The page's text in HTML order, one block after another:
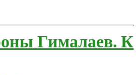
Гималаев. К